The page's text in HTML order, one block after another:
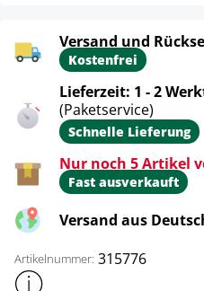
Versand und
Kostenfrei
Lieferzeit: 1 - 2
(Paketservice)
Schnelle Lieferung
Nur noch 5 Artikel
Fast ausverkauft
Versand aus
Artikelnummer: 315776
Weitere Produktinformationen